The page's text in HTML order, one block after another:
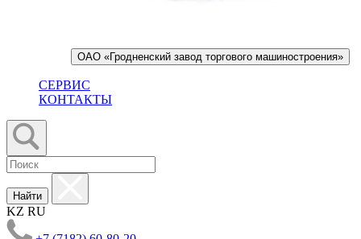
ОАО «Гродненский завод торгового машиностроения»
СЕРВИС
КОНТАКТЫ
Найти
KZ RU